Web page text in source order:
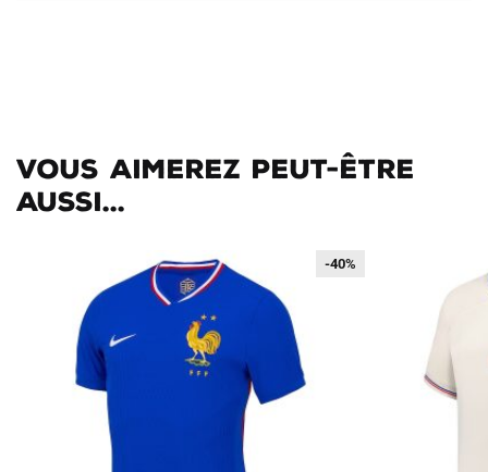
Vous aimerez peut-être
aussi...
-40%
-40%